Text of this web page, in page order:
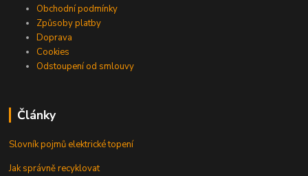
Obchodní podmínky
Způsoby platby
Doprava
Cookies
Odstoupení od smlouvy
Články
Slovník pojmů elektrické topení
Jak správně recyklovat